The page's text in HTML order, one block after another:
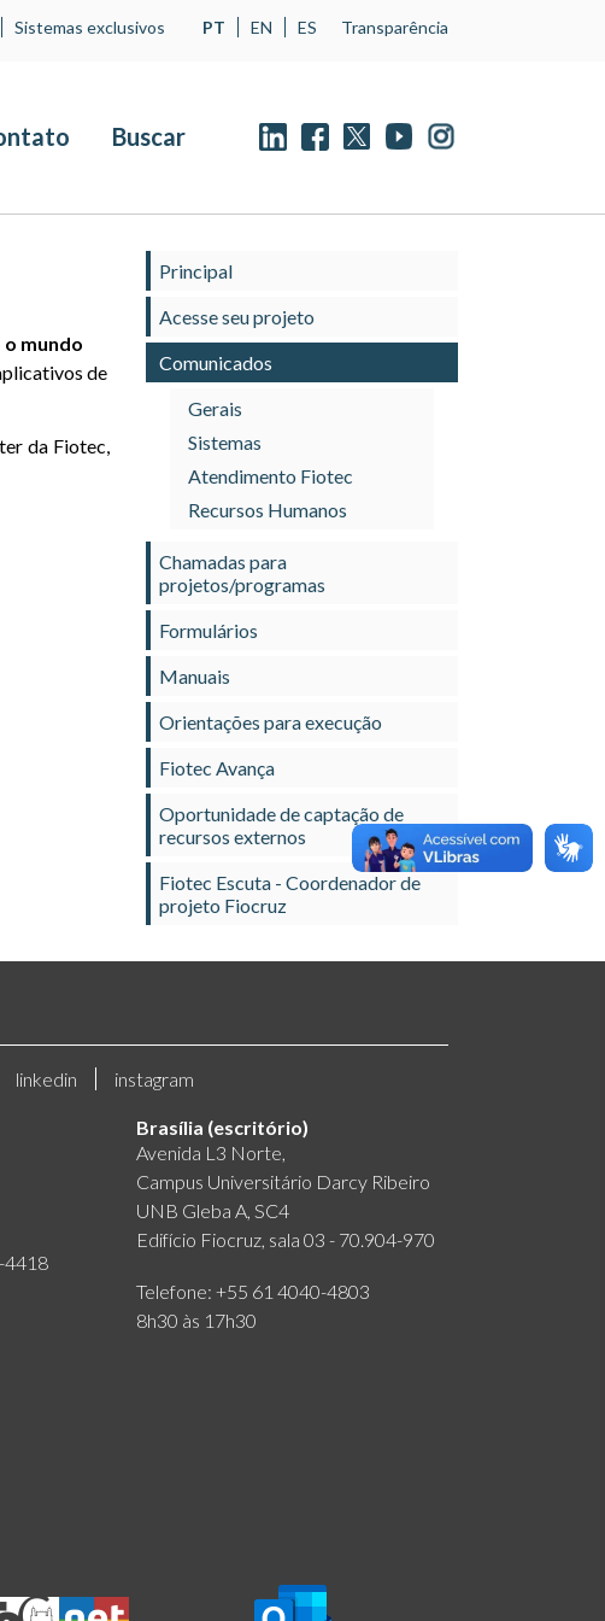
Sistemas exclusivos PT EN ES Transparência
Buscar
Principal
Acesse seu projeto
Comunicados
Gerais
Sistemas
Atendimento Fiotec
Recursos Humanos
Chamadas para
projetos/programas
Formulários
Manuais
Orientações para execução
Fiotec Avança
Oportunidade de captação de
recursos externos
Fiotec Escuta - Coordenador de
projeto Fiocruz
mundo
de
da Fiotec,
linkedin instagram
4418
Brasília (escritório)
Avenida L3 Norte,
Campus Universitário Darcy Ribeiro
UNB Gleba A, SC4
Edifício Fiocruz, sala 03 - 70.904-970
Telefone: +55 61 4040-4803
8h30 às 17h30